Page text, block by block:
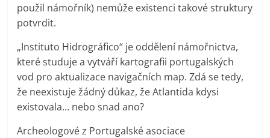
použil námořník) nemůže existenci takové struktury
potvrdit.
„Instituto Hidrográfico“ je oddělení námořnictva,
které studuje a vytváří kartografii portugalských
vod pro aktualizace navigačních map. Zdá se tedy,
že neexistuje žádný důkaz, že Atlantida kdysi
existovala… nebo snad ano?
Archeologové z Portugalské asociace